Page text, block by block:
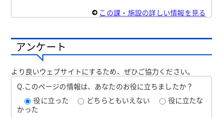
この課・施設の詳しい情報を見る
アンケート
より良いウェブサイトにするため、ぜひご協力ください。
Q.このページの情報は、あなたのお役に立ちましたか？
役に立った
どちらともいえない
役に立たな
かった